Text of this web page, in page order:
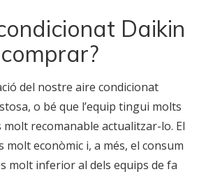
Daikin
del nostre aire condicionat
o bé que l’equip tingui molts
molt recomanable actualitzar-lo. El
molt econòmic i, a més, el consum
molt inferior al dels equips de fa